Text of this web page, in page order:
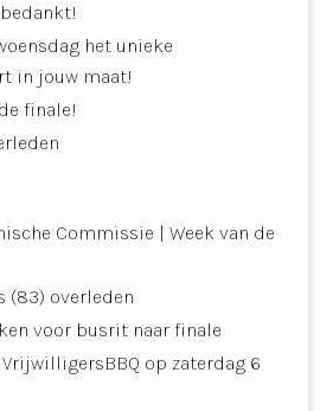
het unieke
in jouw maat!
finale!
Commissie | Week van de
(83) overleden
voor busrit naar finale
VrijwilligersBBQ op zaterdag 6